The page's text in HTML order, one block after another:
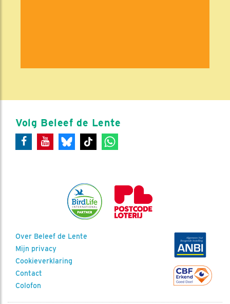
Volg Beleef de Lente
Over Beleef de Lente
Mijn privacy
Cookieverklaring
Contact
Colofon